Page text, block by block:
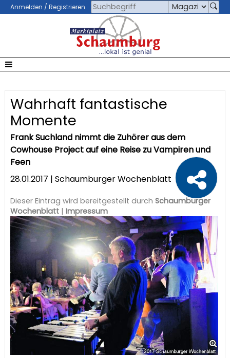
Anmelden / Registrieren
Wahrhaft fantastische
Momente
Frank Suchland nimmt die Zuhörer aus dem
Cowhouse Project auf eine Reise zu Vampiren und
Feen
28.01.2017 | Schaumburger Wochenblatt
Dieser Eintrag wird bereitgestellt durch Schaumburger
Wochenblatt | Impressum